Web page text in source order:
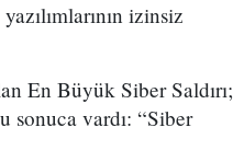
izinsiz
En Büyük Siber Saldırı;
sonuca vardı: “Siber